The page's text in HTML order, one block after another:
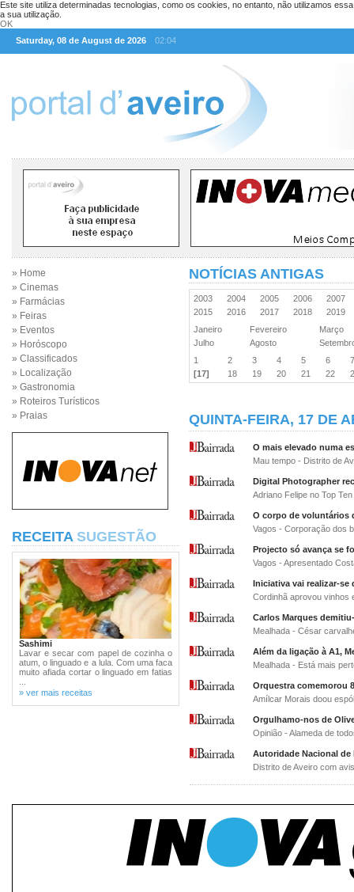
Este site utiliza determinadas tecnologias, como os cookies, no entanto, não utilizamos
a sua utilização.
OK
Saturday, 08 de August de 2026
02:04
» Home
» Cinemas
» Farmácias
» Feiras
» Eventos
» Horóscopo
» Classificados
» Localização
» Gastronomia
» Roteiros Turísticos
» Praias
RECEITA SUGESTÃO
Sashimi
Lavar e secar com papel de cozinha o
atum, o linguado e a lula. Com uma faca
muito afiada cortar o linguado em fatias
» ver mais receitas
NOTÍCIAS ANTIGAS
2003 2004 2005 2006
2007
2015
2016 2017 2018
2019
Janeiro
Fevereiro
Março
Julho
Agosto
1
2 3 4 5 6
[17]
18 19 20 21 22
QUINTA-FEIRA, 17 DE
O mais elevado numa
Mau tempo - Distrito de
Digital Photographer
Adriano Felipe no Top
O corpo de voluntários
Vagos - Corporação dos
Projecto só avança se
Vagos - Apresentado
Iniciativa vai realizar-se
Cordinhã aprovou vinhos
Carlos Marques
Mealhada - César
Além da ligação à A1,
Mealhada - Está mais
Orquestra comemorou
Amílcar Morais doou
Orgulhamo-nos de
Opinião - Alameda de
Autoridade Nacional
Distrito de Aveiro com